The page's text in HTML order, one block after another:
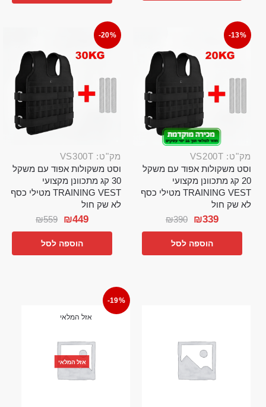
-13%
מק"ט: VS200T
וסט משקולות אפוד עם משקל
20 קג מתכוונן מקצועי
TRAINING VEST מטילי כסף
לא שק חול
₪390 ₪339
הוספה לסל
-20%
מק"ט: VS300T
וסט משקולות אפוד עם משקל
30 קג מתכוונן מקצועי
TRAINING VEST מטילי כסף
לא שק חול
₪559 ₪449
הוספה לסל
-19%
אזל המלאי
אזל המלאי